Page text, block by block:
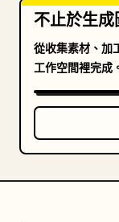
"}},"rendering
參考卡，文字
靛藍色資訊卡，
格，無美式漫畫
不止於生成
從收集素材、加
工作空間裡完成